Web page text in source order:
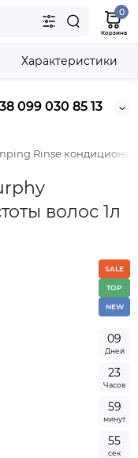
099 030 85 13
0
Корзина
Rinse кондиционер
волос 1л
Характеристики
SALE
TOP
NEW
09
Дней
23
Часов
59
минут
54
сек